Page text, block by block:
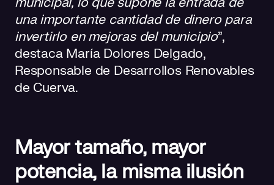
una importante cantidad de dinero para
invertirlo en mejoras del municipio”,
destaca María Dolores Delgado,
Responsable de Desarrollos Renovables
de Cuerva.
Mayor tamaño, mayor
potencia, la misma ilusión